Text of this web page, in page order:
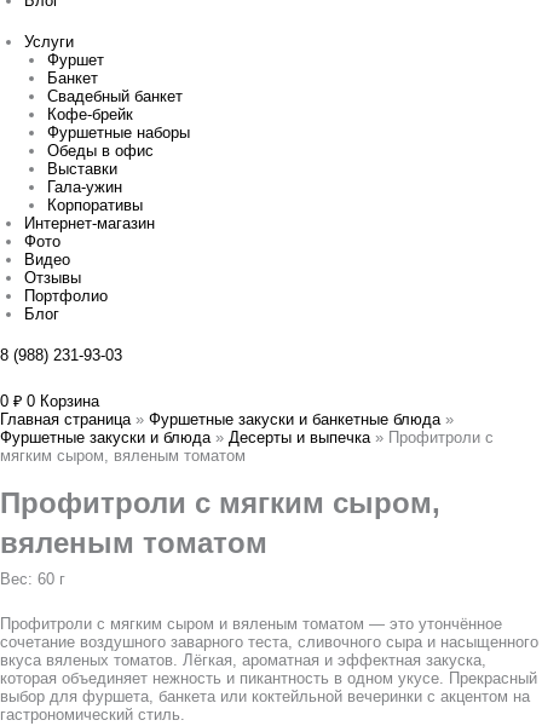
Услуги
Фуршет
Банкет
Свадебный банкет
Кофе-брейк
Фуршетные наборы
Обеды в офис
Выставки
Гала-ужин
Корпоративы
Интернет-магазин
Фото
Видео
Отзывы
Портфолио
Блог
8 (988) 231-93-03
0 ₽ 0 Корзина
Главная страница » Фуршетные закуски и банкетные блюда »
Фуршетные закуски и блюда » Десерты и выпечка » Профитроли с
мягким сыром, вяленым томатом
Профитроли с мягким сыром,
вяленым томатом
Вес: 60 г
Профитроли с мягким сыром и вяленым томатом — это утончённое
сочетание воздушного заварного теста, сливочного сыра и насыщенного
вкуса вяленых томатов. Лёгкая, ароматная и эффектная закуска,
которая объединяет нежность и пикантность в одном укусе. Прекрасный
выбор для фуршета, банкета или коктейльной вечеринки с акцентом на
гастрономический стиль.